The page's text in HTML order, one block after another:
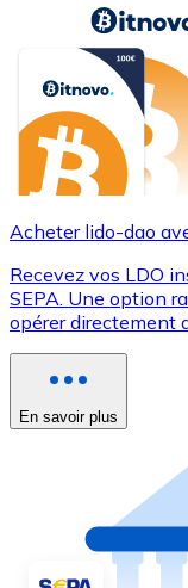
Acheter lido-dao
Recevez vos LDO
SEPA. Une option
opérer directement
En savoir plus